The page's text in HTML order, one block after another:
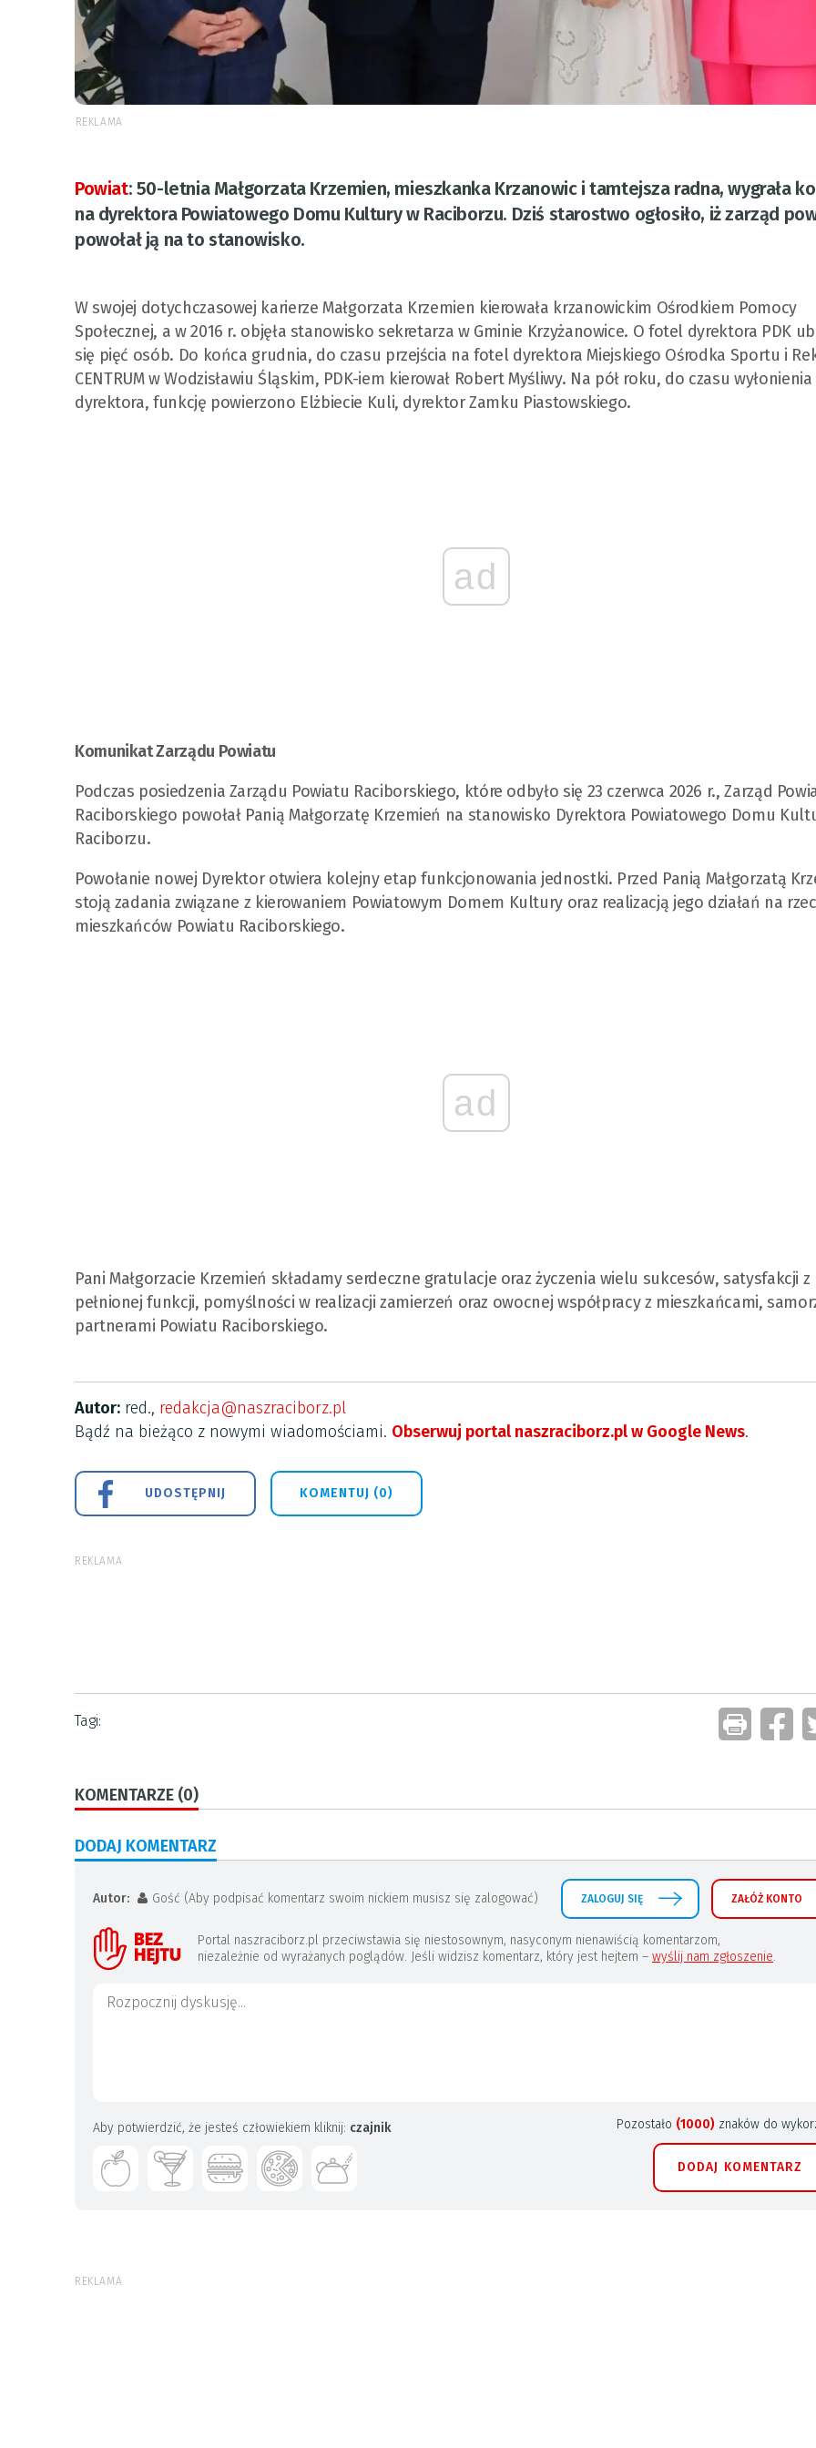
REKLAMA
Powiat: 50-letnia Małgorzata Krzemien, mieszkanka Krzanowic i tamtejsza radna, wygrała
na dyrektora Powiatowego Domu Kultury w Raciborzu. Dziś starostwo ogłosiło, iż zarząd
powołał ją na to stanowisko.
W swojej dotychczasowej karierze Małgorzata Krzemien kierowała krzanowickim Ośrodkiem Pomocy
Społecznej, a w 2016 r. objęła stanowisko sekretarza w Gminie Krzyżanowice. O fotel dyrektora PDK
się pięć osób. Do końca grudnia, do czasu przejścia na fotel dyrektora Miejskiego Ośrodka Sportu i
CENTRUM w Wodzisławiu Śląskim, PDK-iem kierował Robert Myśliwy. Na pół roku, do czasu
dyrektora, funkcję powierzono Elżbiecie Kuli, dyrektor Zamku Piastowskiego.
ad
Komunikat Zarządu Powiatu
Podczas posiedzenia Zarządu Powiatu Raciborskiego, które odbyło się 23 czerwca 2026 r., Zarząd
Raciborskiego powołał Panią Małgorzatę Krzemień na stanowisko Dyrektora Powiatowego Domu
Raciborzu.
Powołanie nowej Dyrektor otwiera kolejny etap funkcjonowania jednostki. Przed Panią Małgorzatą
stoją zadania związane z kierowaniem Powiatowym Domem Kultury oraz realizacją jego działań na
mieszkańców Powiatu Raciborskiego.
ad
Pani Małgorzacie Krzemień składamy serdeczne gratulacje oraz życzenia wielu sukcesów, satysfakcji z
pełnionej funkcji, pomyślności w realizacji zamierzeń oraz owocnej współpracy z mieszkańcami,
partnerami Powiatu Raciborskiego.
Autor: red., redakcja@naszraciborz.pl
Bądź na bieżąco z nowymi wiadomościami. Obserwuj portal naszraciborz.pl w Google News.
UDOSTĘPNIJ KOMENTUJ (0)
REKLAMA
Tagi:
KOMENTARZE (0)
DODAJ KOMENTARZ
Autor: Gość (Aby podpisać komentarz swoim nickiem musisz się zalogować) ZALOGUJ SIĘ ZAŁÓŻ KONTO
Portal naszraciborz.pl przeciwstawia się niestosownym, nasyconym nienawiścią komentarzom,
niezależnie od wyrażanych poglądów. Jeśli widzisz komentarz, który jest hejtem – wyślij nam zgłoszenie.
Pozostało (1000) znaków do
DODAJ KOMENTARZ
Aby potwierdzić, że jesteś człowiekiem kliknij: czajnik
REKLAMA